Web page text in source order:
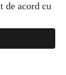
de acord cu